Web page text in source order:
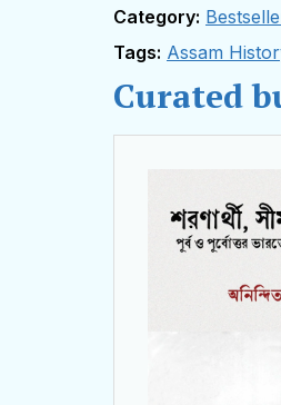
Category:
Tags: Assam
Curated